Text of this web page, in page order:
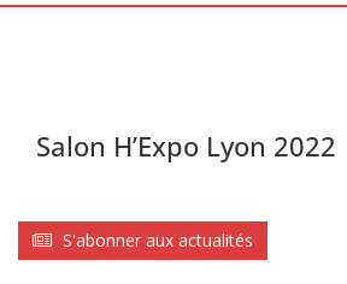
Salon H’Expo Lyon 2022
S'abonner aux actualités